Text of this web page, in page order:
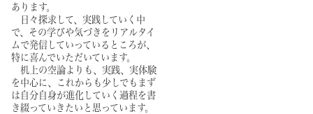
あります。
日々探求して、実践していく中
で、その学びや気づきをリアルタイ
ムで発信していっているところが、
特に喜んでいただいています。
机上の空論よりも、実践、実体験
を中心に、これからも少しでもまず
は自分自身が進化していく過程を書
き綴っていきたいと思っています。